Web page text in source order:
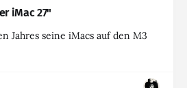
iMac 27"
Jahres seine iMacs auf den M3